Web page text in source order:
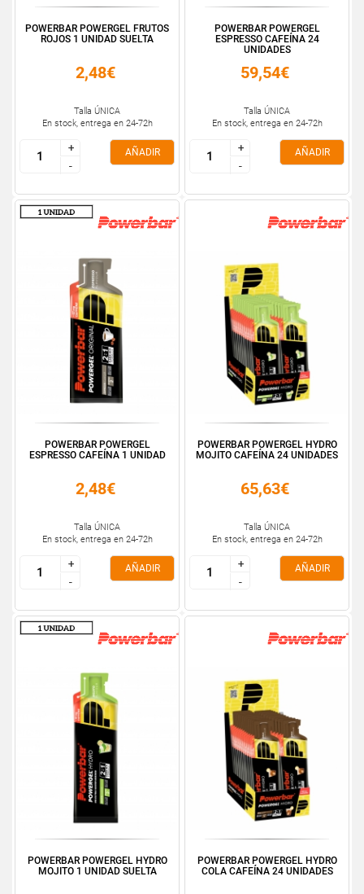
POWERBAR POWERGEL FRUTOS
ROJOS 1 UNIDAD SUELTA
2,48€
Talla ÚNICA
En stock, entrega en 24-72h
+
-
+
-
AÑADIR
POWERBAR POWERGEL
ESPRESSO CAFEÍNA 24
UNIDADES
59,54€
Talla ÚNICA
En stock, entrega en 24-72h
+
-
+
-
AÑADIR
POWERBAR POWERGEL
ESPRESSO CAFEÍNA 1 UNIDAD
2,48€
Talla ÚNICA
En stock, entrega en 24-72h
+
-
+
-
AÑADIR
POWERBAR POWERGEL HYDRO
MOJITO CAFEÍNA 24 UNIDADES
65,63€
Talla ÚNICA
En stock, entrega en 24-72h
+
-
+
-
AÑADIR
POWERBAR POWERGEL HYDRO
MOJITO 1 UNIDAD SUELTA
POWERBAR POWERGEL HYDRO
COLA CAFEÍNA 24 UNIDADES